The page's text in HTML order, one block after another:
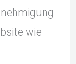
wie